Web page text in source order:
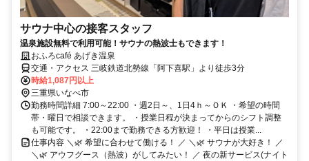
サウナ中心の接客スタッフ
温泉施設無料で利用可能！サウナの熱波士もできます！
おふろcafé あげき温泉
交通・アクセス 三岐鉄道北勢線「阿下喜駅」より徒歩3分
時給1,087円以上
三重県いなべ市
勤務時間詳細 7:00～22:00 ・週2日～、1日4ｈ～ＯＫ ・希望の時間
帯・曜日で相談できます。 ・授業日程が決まってからのシフト調整
も可能です。 ・22:00まで勤務できる方歓迎！ ・平日は授業...
仕事内容 ＼🌿 希望に合わせて働ける！ ／ ＼🌿 サウナが大好き！ ／
＼🌿 アウフグース（熱波）がしてみたい！ ／ 夜の新サービス(ナイト